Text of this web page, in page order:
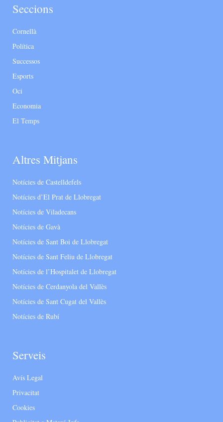
Seccions
Cornellà
Política
Successos
Esports
Oci
Economia
El Temps
Altres Mitjans
Notícies de Castelldefels
Notícies d’El Prat de Llobregat
Notícies de Viladecans
Notícies de Gavà
Notícies de Sant Boi de Llobregat
Notícies de Sant Feliu de Llobregat
Notícies de l’Hospitalet de Llobregat
Notícies de Cerdanyola del Vallès
Notícies de Sant Cugat del Vallès
Notícies de Rubí
Serveis
Avís Legal
Privacitat
Cookies